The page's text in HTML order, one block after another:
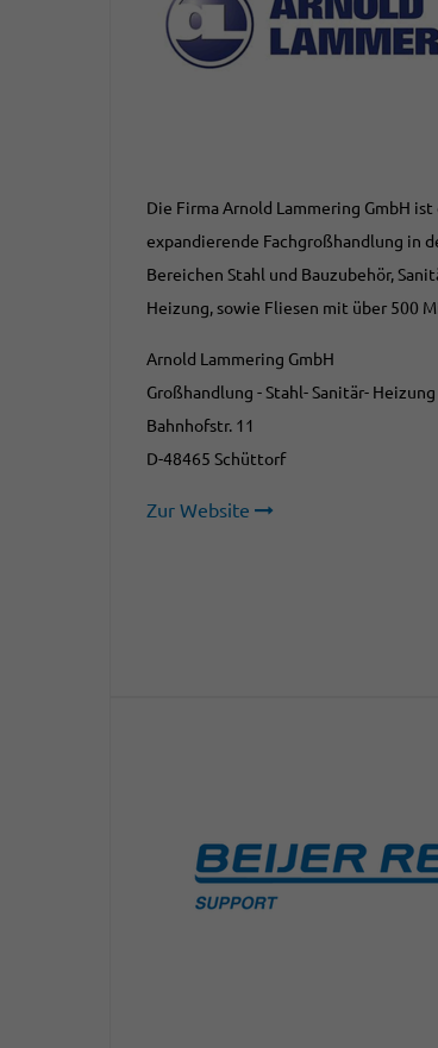
Die Firma Arnold Lammering GmbH ist
expandierende Fachgroßhandlung in
Bereichen Stahl und Bauzubehör,
Heizung, sowie Fliesen mit über 500
Arnold Lammering GmbH
Großhandlung - Stahl- Sanitär-
Bahnhofstr. 11
D-48465 Schüttorf
Zur Website